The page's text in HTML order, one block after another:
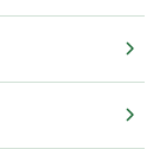
chevron_right
chevron_right